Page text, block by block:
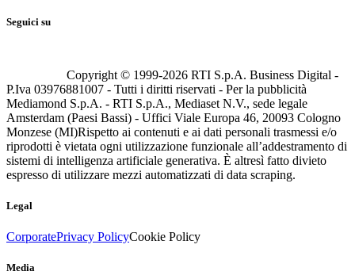
Seguici su
Copyright © 1999-2026 RTI S.p.A. Business Digital -
P.Iva 03976881007 - Tutti i diritti riservati - Per la pubblicità
Mediamond S.p.A. - RTI S.p.A., Mediaset N.V., sede legale
Amsterdam (Paesi Bassi) - Uffici Viale Europa 46, 20093 Cologno
Monzese (MI)Rispetto ai contenuti e ai dati personali trasmessi e/o
riprodotti è vietata ogni utilizzazione funzionale all’addestramento di
sistemi di intelligenza artificiale generativa. È altresì fatto divieto
espresso di utilizzare mezzi automatizzati di data scraping.
Legal
CorporatePrivacy PolicyCookie Policy
Media